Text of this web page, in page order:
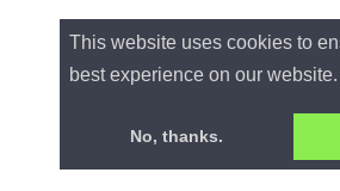
This website uses cookies to
best experience on our website.
No, thanks.